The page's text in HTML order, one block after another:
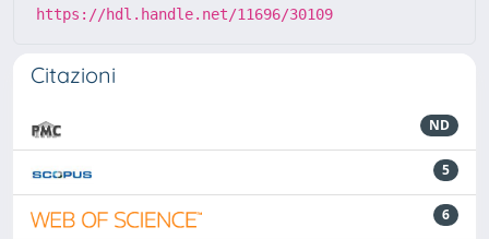
https://hdl.handle.net/11696/30109
Citazioni
ND
5
6